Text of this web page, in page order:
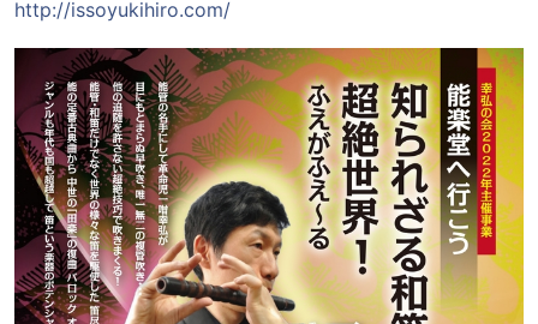
http://issoyukihiro.com/